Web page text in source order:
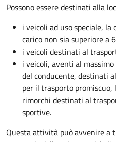
Possono essere destinati alla
i veicoli ad uso speciale, la
carico non sia superiore a
i veicoli destinati al
i veicoli, aventi al
del conducente, destinati
per il trasporto promiscuo,
rimorchi destinati al
sportive.
Questa attività può avvenire a